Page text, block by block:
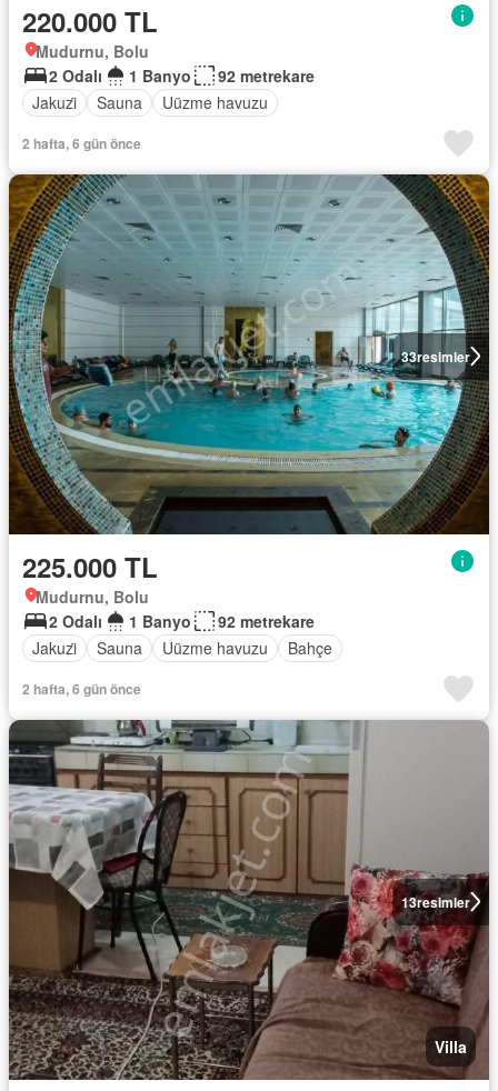
220.000 TL
Mudurnu, Bolu
2 Odalı
1 Banyo
92 metrekare
Jakuzi̇
Sauna Uüzme havuzu
2 hafta, 6 gün önce
33resimler
225.000 TL
Mudurnu, Bolu
2 Odalı
1 Banyo
92 metrekare
Jakuzi̇
Sauna Uüzme havuzu Bahçe
2 hafta, 6 gün önce
13resimler
Villa